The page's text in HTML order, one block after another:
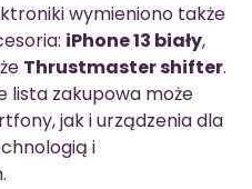
wymieniono także
iPhone 13 biały,
Thrustmaster shifter.
lista zakupowa może
jak i urządzenia dla
i